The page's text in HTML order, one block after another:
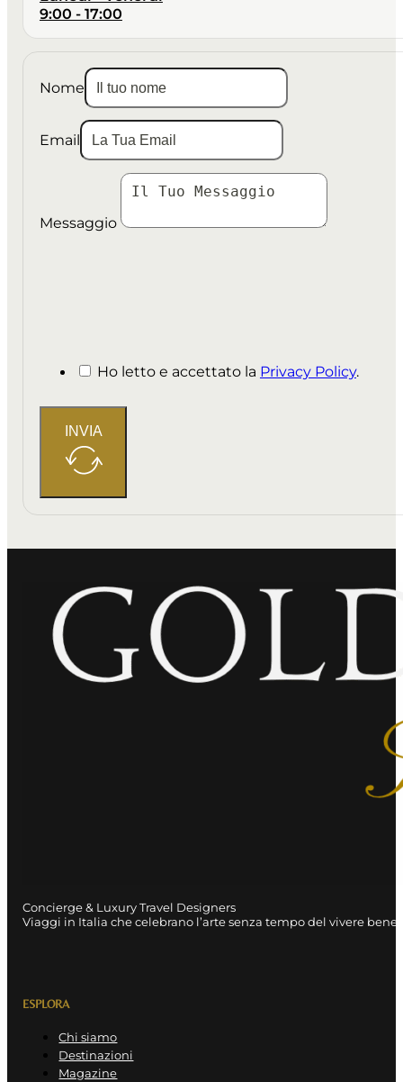
9:00 - 17:00
Nome
Email
Messaggio
Ho letto e accettato la Privacy Policy.
INVIA
Concierge & Luxury Travel Designers
Viaggi in Italia che celebrano l’arte senza tempo del vivere bene.
ESPLORA
Chi siamo
Destinazioni
Magazine